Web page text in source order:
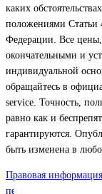
каких
положениями Статьи
Федерации. Все цены,
окончательными и
индивидуальной
обращайтесь в
service. Точность,
равно как и
гарантируются.
быть изменена в
Правовая информация
персональных данных